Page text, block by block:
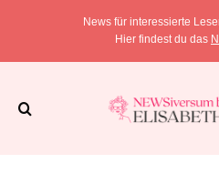
News für interessierte
Hier findest du das